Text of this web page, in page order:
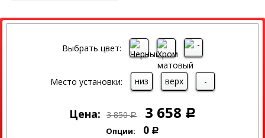
СКИДКА
Выбрать цвет:
Место установки: низ верх -
Цена: 3 850 Р 3 658 Р
Опции: 0 Р